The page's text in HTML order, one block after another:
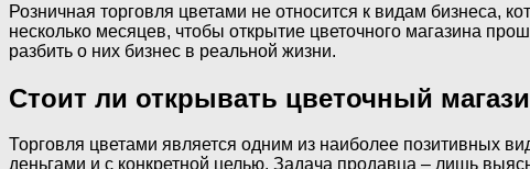
Розничная торговля цветами не относится к видам бизнеса,
несколько месяцев, чтобы открытие цветочного магазина
разбить о них бизнес в реальной жизни.
Стоит ли открывать цветочный
Торговля цветами является одним из наиболее позитивных
деньгами и с конкретной целью. Задача продавца – лишь